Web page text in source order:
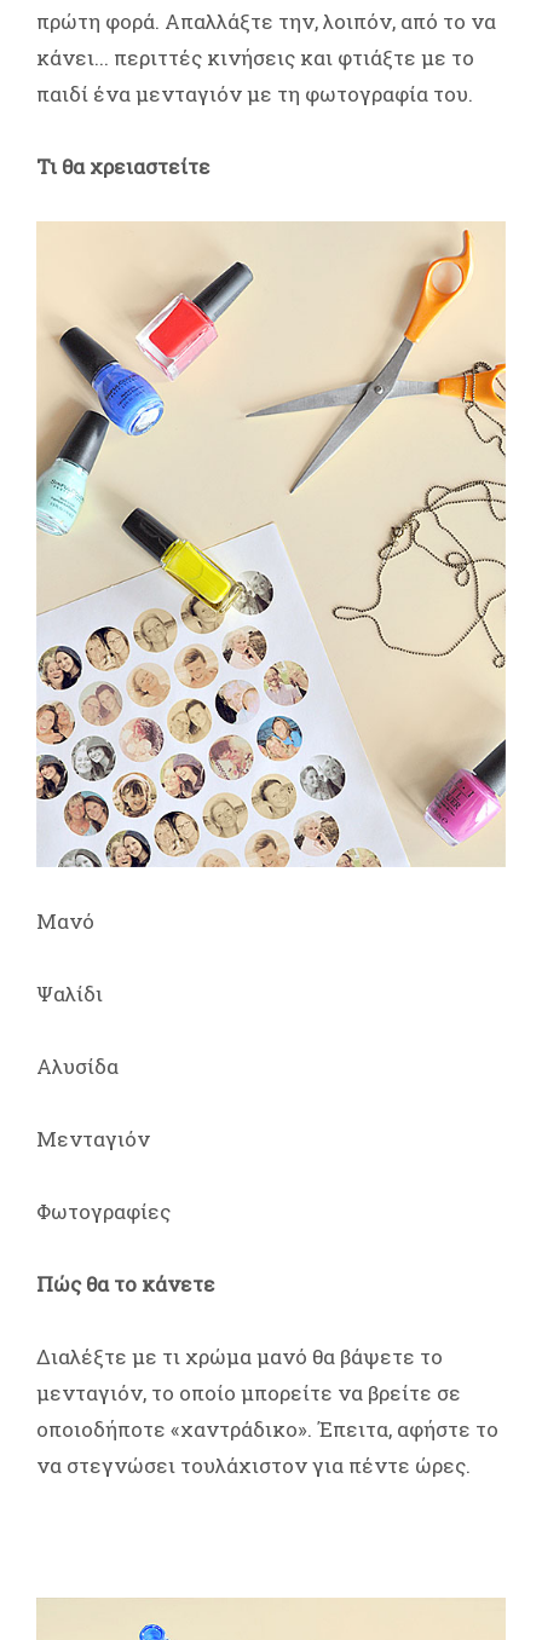
πρώτη φορά. Απαλλάξτε την, λοιπόν, από το να
κάνει... περιττές κινήσεις και φτιάξτε με το
παιδί ένα μενταγιόν με τη φωτογραφία του.
Τι θα χρειαστείτε
Μανό
Ψαλίδι
Αλυσίδα
Μενταγιόν
Φωτογραφίες
Πώς θα το κάνετε
Διαλέξτε με τι χρώμα μανό θα βάψετε το
μενταγιόν, το οποίο μπορείτε να βρείτε σε
οποιοδήποτε «χαντράδικο». Έπειτα, αφήστε το
να στεγνώσει τουλάχιστον για πέντε ώρες.